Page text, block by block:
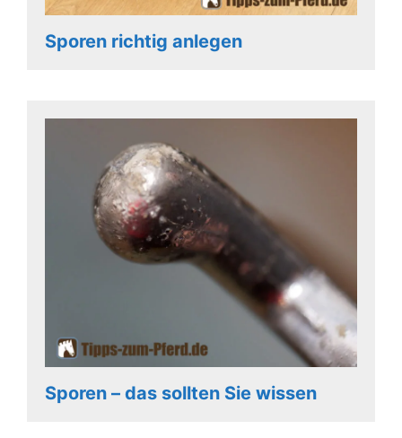
Sporen richtig anlegen
Sporen – das sollten Sie wissen